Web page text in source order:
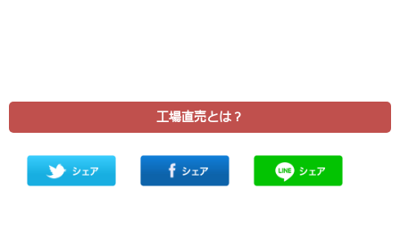
工場直売とは？